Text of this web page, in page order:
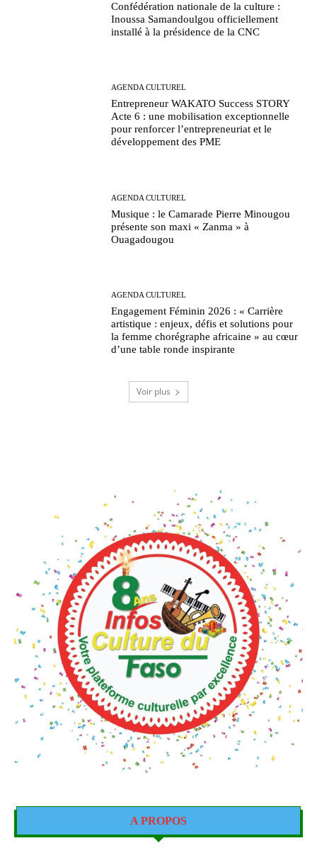
Confédération nationale de la culture :
Inoussa Samandoulgou officiellement
installé à la présidence de la CNC
AGENDA CULTUREL
Entrepreneur WAKATO Success STORY
Acte 6 : une mobilisation exceptionnelle
pour renforcer l’entrepreneuriat et le
développement des PME
AGENDA CULTUREL
Musique : le Camarade Pierre Minougou
présente son maxi « Zanma » à
Ouagadougou
AGENDA CULTUREL
Engagement Féminin 2026 : « Carrière
artistique : enjeux, défis et solutions pour
la femme chorégraphe africaine » au cœur
d’une table ronde inspirante
Voir plus
A PROPOS